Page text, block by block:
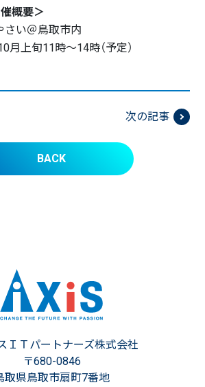
概要＞
い＠鳥取市内
月上旬11時～14時（予定）
次の記事
BACK
ＩＴパートナーズ株式会社
〒680-0846
取県鳥取市扇町7番地